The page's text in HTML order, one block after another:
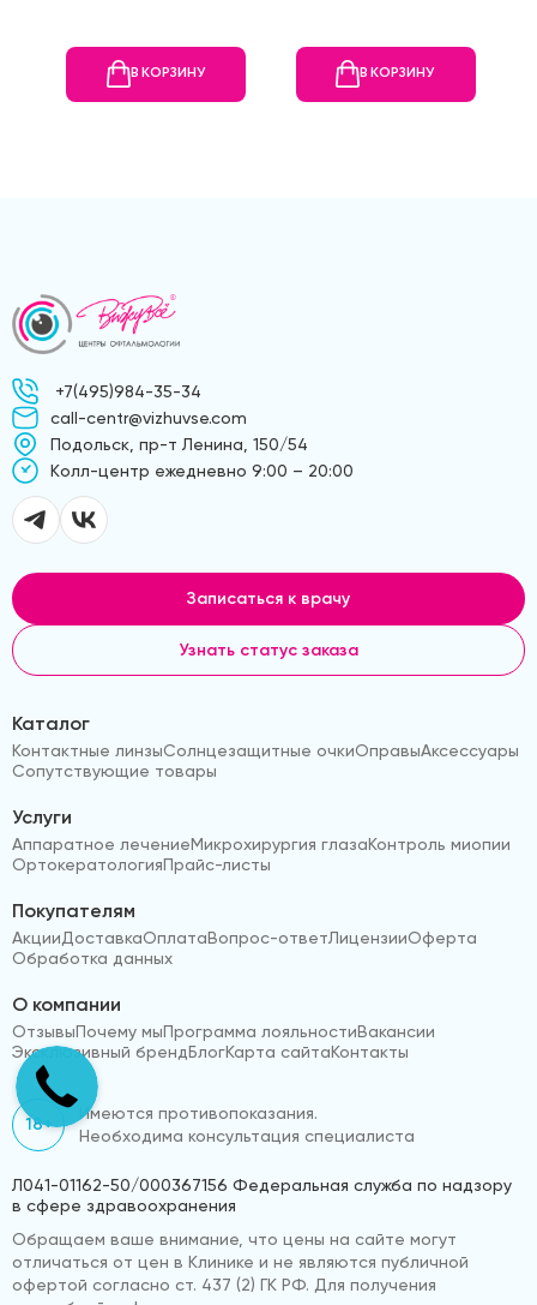
В КОРЗИНУ В КОРЗИНУ
+7(495)984-35-34
call-centr@vizhuvse.com
Подольск, пр-т Ленина, 150/54
Kолл-центр ежедневно 9:00 – 20:00
Записаться к врачу
Узнать статус заказа
Каталог
Контактные линзыСолнцезащитные очкиОправыАксессуары
Сопутствующие товары
Услуги
Аппаратное лечениеМикрохирургия глазаКонтроль миопии
ОртокератологияПрайс-листы
Покупателям
АкцииДоставкаОплатаВопрос-ответЛицензииОферта
Обработка данных
О компании
ОтзывыПочему мыПрограмма лояльностиВакансии
Эксклюзивный брендБлогКарта сайтаКонтакты
18+
Имеются противопоказания.
Необходима консультация специалиста
Л041-01162-50/000367156 Федеральная служба по надзору
в сфере здравоохранения
Обращаем ваше внимание, что цены на сайте могут
отличаться от цен в Клинике и не являются публичной
офертой согласно ст. 437 (2) ГК РФ. Для получения